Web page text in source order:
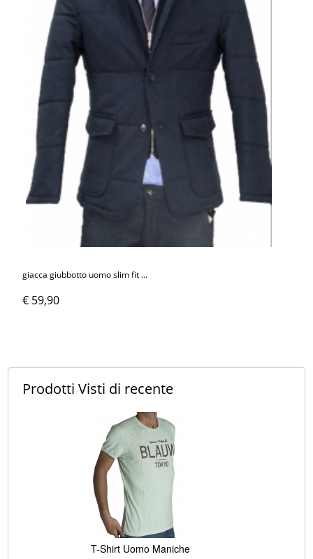
giacca giubbotto uomo slim fit ...
€ 59,90
Prodotti Visti di recente
T-Shirt Uomo Maniche